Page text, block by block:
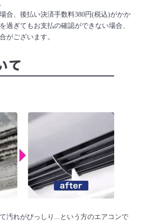
合、後払い決済手数料380円(税込)がかか
過ぎてもお支払の確認ができない場合、
がございます。
汚れがびっしり...という方のエアコンで